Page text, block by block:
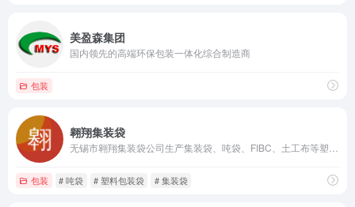
美盈森集团
国内领先的高端环保包装一体化综合制造商
包装
翱翔集装袋
包装 # 吨袋 # 塑料包装袋 # 集装袋